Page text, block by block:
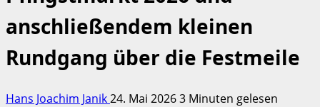
anschließendem kleinen
Rundgang über die Festmeile
Hans Joachim Janik24. Mai 20263 Minuten gelesen